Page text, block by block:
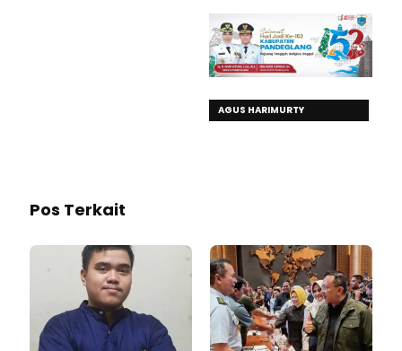
AGUS HARIMURTY
Pos Terkait